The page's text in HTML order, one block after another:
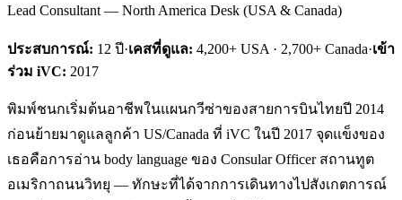
Lead Consultant — North America Desk (USA & Canada)
ประสบการณ์: 12 ปี·เคสที่ดูแล: 4,200+ USA · 2,700+ Canada·เข้า
ร่วม iVC: 2017
พิมพ์ชนกเริ่มต้นอาชีพในแผนกวีซ่าของสายการบินไทยปี 2014
ก่อนย้ายมาดูแลลูกค้า US/Canada ที่ iVC ในปี 2017 จุดแข็งของ
เธอคือการอ่าน body language ของ Consular Officer สถานทูต
อเมริกาถนนวิทยุ — ทักษะที่ได้จากการเดินทางไปสังเกตการณ์